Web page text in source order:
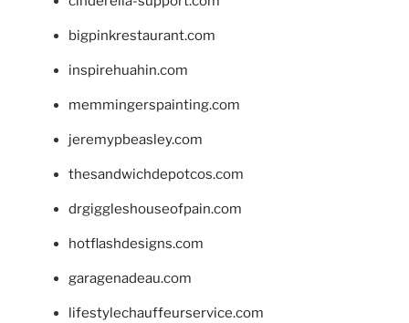
bigpinkrestaurant.com
inspirehuahin.com
memmingerspainting.com
jeremypbeasley.com
thesandwichdepotcos.com
drgiggleshouseofpain.com
hotflashdesigns.com
garagenadeau.com
lifestylechauffeurservice.com